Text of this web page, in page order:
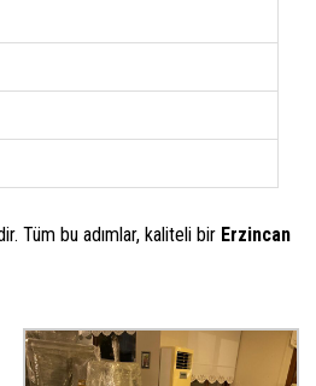
Tüm bu adımlar, kaliteli bir Erzincan